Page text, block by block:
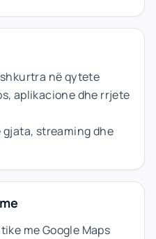
shkurtra në qytete
aplikacione dhe rrjete
gjata, streaming dhe
me Google Maps